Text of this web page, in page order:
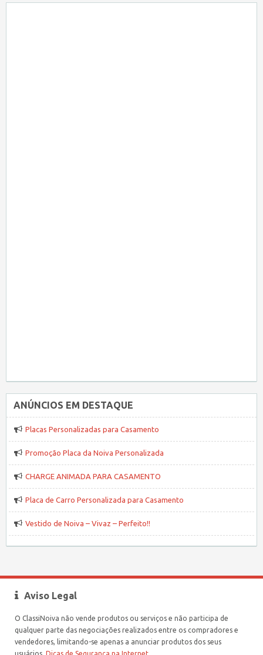
ANÚNCIOS EM DESTAQUE
Placas Personalizadas para Casamento
Promoção Placa da Noiva Personalizada
CHARGE ANIMADA PARA CASAMENTO
Placa de Carro Personalizada para Casamento
Vestido de Noiva – Vivaz – Perfeito!!
Aviso Legal
O ClassiNoiva não vende produtos ou serviços e não participa de
qualquer parte das negociações realizados entre os compradores e
vendedores, limitando-se apenas a anunciar produtos dos seus
usuários. Dicas de Segurança na Internet